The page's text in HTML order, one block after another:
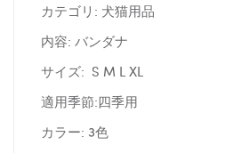
カテゴリ: 犬猫用品
内容: バンダナ
サイズ: S M L XL
適用季節:四季用
カラー: 3色